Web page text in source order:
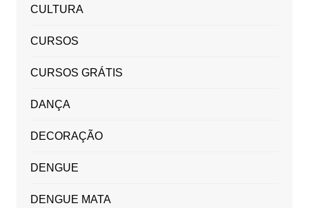
CULTURA
CURSOS
CURSOS GRÁTIS
DANÇA
DECORAÇÃO
DENGUE
DENGUE MATA